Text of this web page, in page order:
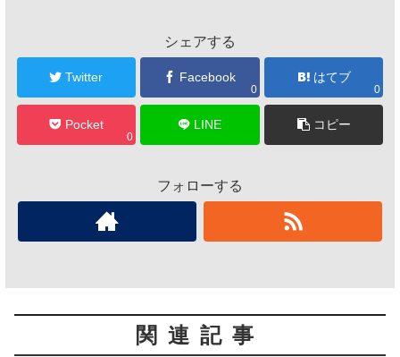
シェアする
Twitter Facebook
0
はてブ
0
Pocket
0
LINE コピー
フォローする
関連記事